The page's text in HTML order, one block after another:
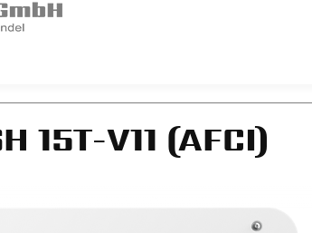
15T-V11 (AFCI)